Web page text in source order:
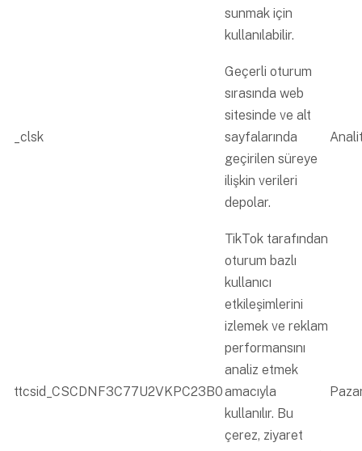
sunmak için
kullanılabilir.
_clsk
Geçerli oturum
sırasında web
sitesinde ve alt
sayfalarında
geçirilen süreye
ilişkin verileri
depolar.
ttcsid_CSCDNF3C77U2VKPC23B0
TikTok tarafından
oturum bazlı
kullanıcı
etkileşimlerini
izlemek ve reklam
performansını
analiz etmek
amacıyla
kullanılır. Bu
çerez, ziyaret